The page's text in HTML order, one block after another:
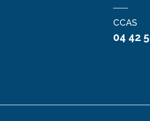
CCAS
04 42